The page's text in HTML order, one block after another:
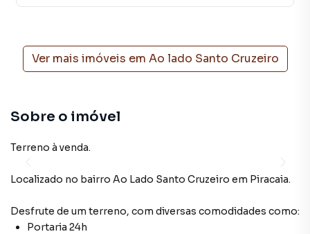
Ver mais imóveis em Ao lado Santo Cruzeiro
Sobre o imóvel
Terreno à venda.
Localizado no bairro Ao Lado Santo Cruzeiro em Piracaia.
Desfrute de um terreno, com diversas comodidades como:
Portaria 24h